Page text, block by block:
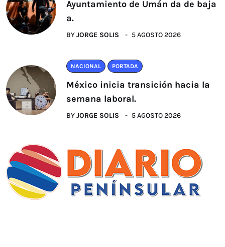
Ayuntamiento de Umán da de baja
a.
BYJORGE SOLIS 5 AGOSTO 2026
NACIONAL PORTADA
México inicia transición hacia la
semana laboral.
BYJORGE SOLIS 5 AGOSTO 2026